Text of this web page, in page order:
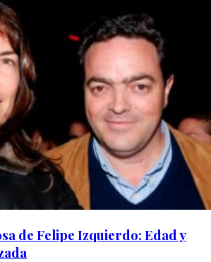
de Felipe Izquierdo: Edad y